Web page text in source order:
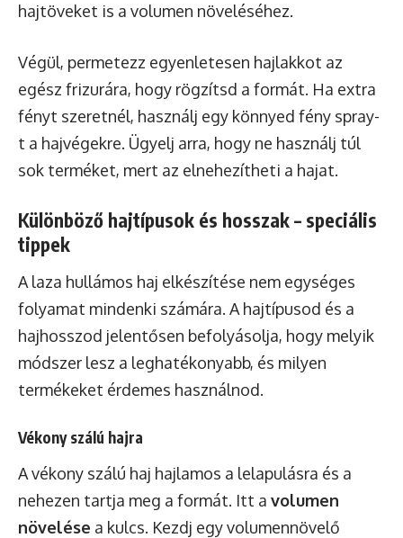
hajtöveket is a volumen növeléséhez.
Végül, permetezz egyenletesen hajlakkot az
egész frizurára, hogy rögzítsd a formát. Ha extra
fényt szeretnél, használj egy könnyed fény spray-
t a hajvégekre. Ügyelj arra, hogy ne használj túl
sok terméket, mert az elnehezítheti a hajat.
Különböző hajtípusok és hosszak – speciális
tippek
A laza hullámos haj elkészítése nem egységes
folyamat mindenki számára. A hajtípusod és a
hajhosszod jelentősen befolyásolja, hogy melyik
módszer lesz a leghatékonyabb, és milyen
termékeket érdemes használnod.
Vékony szálú hajra
A vékony szálú haj hajlamos a lelapulásra és a
nehezen tartja meg a formát. Itt a volumen
növelése a kulcs. Kezdj egy volumennövelő